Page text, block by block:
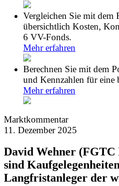
Vergleichen Sie mit dem
übersichtlich Kosten,
6 VV-Fonds.
Mehr erfahren
Berechnen Sie mit dem
und Kennzahlen für eine
Mehr erfahren
Marktkommentar
11. Dezember 2025
David Wehner (FGTC
sind
Langfristanleger der